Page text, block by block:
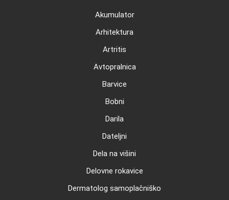
Akumulator
Arhitektura
Artritis
Avtopralnica
Barvice
Bobni
Darila
Dateljni
Dela na višini
Delovne rokavice
Dermatolog samoplačniško